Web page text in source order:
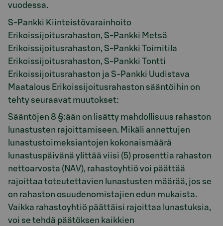
vuodessa.
S-Pankki Kiinteistövarainhoito
Erikoissijoitusrahaston, S-Pankki Metsä
Erikoissijoitusrahaston, S-Pankki Toimitila
Erikoissijoitusrahaston, S-Pankki Tontti
Erikoissijoitusrahaston ja S-Pankki Uudistava
Maatalous Erikoissijoitusrahaston sääntöihin on
tehty seuraavat muutokset:
Sääntöjen 8 §:ään on lisätty mahdollisuus rahaston
lunastusten rajoittamiseen. Mikäli annettujen
lunastustoimeksiantojen kokonaismäärä
lunastuspäivänä ylittää viisi (5) prosenttia rahaston
nettoarvosta (NAV), rahastoyhtiö voi päättää
rajoittaa toteutettavien lunastusten määrää, jos se
on rahaston osuudenomistajien edun mukaista.
Vaikka rahastoyhtiö päättäisi rajoittaa lunastuksia,
voi se tehdä päätöksen kaikkien